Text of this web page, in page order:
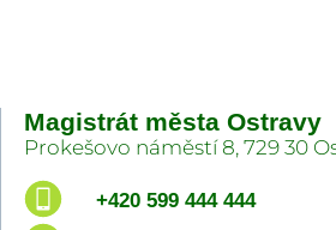
Magistrát města Ostravy
Prokešovo náměstí 8, 729 30
+420 599 444 444